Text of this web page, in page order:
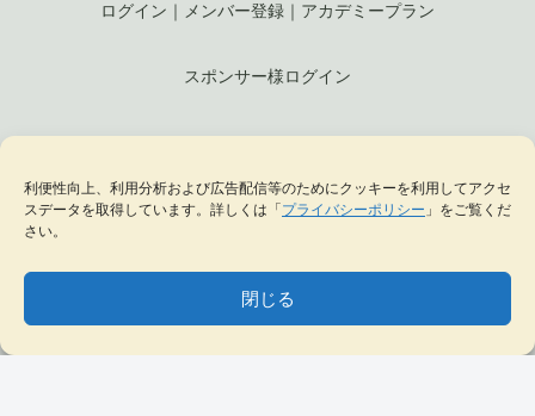
利便性向上、利用分析および広告配信等のためにクッキーを利用してアクセ
スデータを取得しています。詳しくは「 プライバシーポリシー 」をご覧くだ
さい。
閉じる
ログイン ｜ メンバー登録 ｜ アカデミープラン
スポンサー様ログイン
ヒ）
展に貢献します